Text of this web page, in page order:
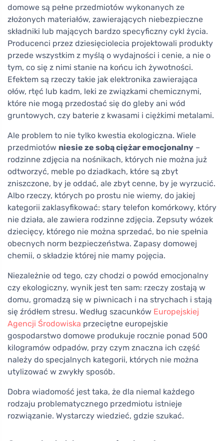
domowe są pełne przedmiotów wykonanych ze
złożonych materiałów, zawierających niebezpieczne
składniki lub mających bardzo specyficzny cykl życia.
Producenci przez dziesięciolecia projektowali produkty
przede wszystkim z myślą o wydajności i cenie, a nie o
tym, co się z nimi stanie na końcu ich żywotności.
Efektem są rzeczy takie jak elektronika zawierająca
ołów, rtęć lub kadm, leki ze związkami chemicznymi,
które nie mogą przedostać się do gleby ani wód
gruntowych, czy baterie z kwasami i ciężkimi metalami.
Ale problem to nie tylko kwestia ekologiczna. Wiele
przedmiotów niesie ze sobą ciężar emocjonalny –
rodzinne zdjęcia na nośnikach, których nie można już
odtworzyć, meble po dziadkach, które są zbyt
zniszczone, by je oddać, ale zbyt cenne, by je wyrzucić.
Albo rzeczy, których po prostu nie wiemy, do jakiej
kategorii zaklasyfikować: stary telefon komórkowy, który
nie działa, ale zawiera rodzinne zdjęcia. Zepsuty wózek
dziecięcy, którego nie można sprzedać, bo nie spełnia
obecnych norm bezpieczeństwa. Zapasy domowej
chemii, o składzie której nie mamy pojęcia.
Niezależnie od tego, czy chodzi o powód emocjonalny
czy ekologiczny, wynik jest ten sam: rzeczy zostają w
domu, gromadzą się w piwnicach i na strychach i stają
się źródłem stresu. Według szacunków Europejskiej
Agencji Środowiska przeciętne europejskie
gospodarstwo domowe produkuje rocznie ponad 500
kilogramów odpadów, przy czym znaczna ich część
należy do specjalnych kategorii, których nie można
utylizować w zwykły sposób.
Dobra wiadomość jest taka, że dla niemal każdego
rodzaju problematycznego przedmiotu istnieje
rozwiązanie. Wystarczy wiedzieć, gdzie szukać.